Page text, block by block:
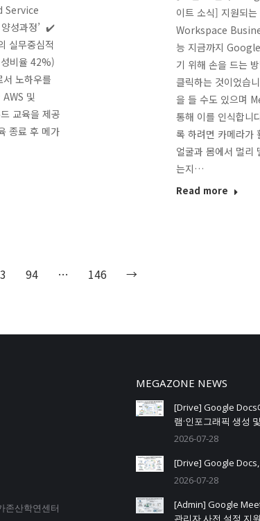
Service
성과정’ ✔️
실무중심적
비율 42%)
노하우를
및
교육을 제공
종료 후 메가
이트 소식] 지원되
Workspace
능 지금까지
기 위해 손을 드는
클릭하는 것이었습
을 들 수도 있으며
통해 이를 인식합니
록 하려면 카메라가
얼굴과 몸에서 멀리
는지…
Read more
94 … 146 →
존산학연센터
MEGAZONE NEWS
[Drive] Google Docs
램·인포그래픽 생성
2026-07-28
[Drive] Google
2026-07-28
[Admin] Google
관리자 사전 설정 지원